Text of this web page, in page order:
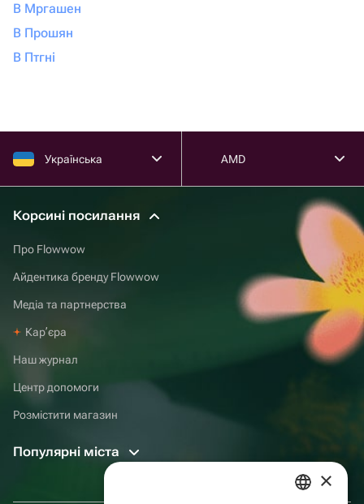
В Мргашен
В Прошян
В Птгні
Українська AMD
Корсині посилання
Про Flowwow
Айдентика бренду Flowwow
Медіа та партнерства
Карʼєра
Наш журнал
Центр допомоги
Розмістити магазин
Популярні міста
×